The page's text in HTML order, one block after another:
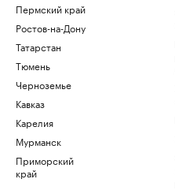
Пермский край
Ростов-на-Дону
Татарстан
Тюмень
Черноземье
Кавказ
Карелия
Мурманск
Приморский
край